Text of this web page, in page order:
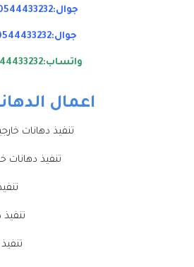
جوال:0544433232
جوال:0544433232
واتساب:0544433232
اعمال
تنفيذ دهانات
تنفيذ دهانات